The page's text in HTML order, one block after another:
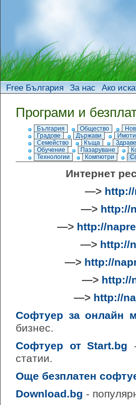
Free България За нас Ако
Програми и
България Общество
Градове
Държави Имоти
Семейство
Къща Здраве
Обучение
Пазаруване
Технологии
Компютри
Интернет
—>
—> http://
—> http://
—> http://
—> http://
—> http://
—> http://
Софтуер за онлайн
бизнес.
Софтуер от Start.bg
статии.
Още безплатен
Download.bg -